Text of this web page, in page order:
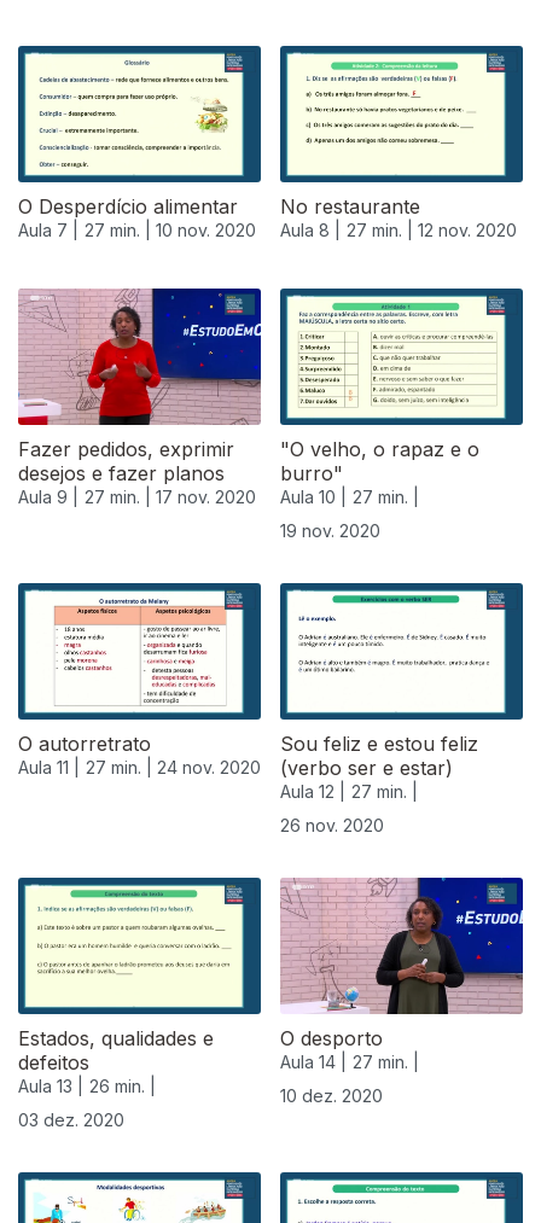
O Desperdício alimentar
Aula 7 | 27 min. | 10 nov. 2020
No restaurante
Aula 8 | 27 min. | 12 nov. 2020
Fazer pedidos, exprimir
desejos e fazer planos
Aula 9 | 27 min. | 17 nov. 2020
"O velho, o rapaz e o
burro"
Aula 10 |
27 min. |
19 nov. 2020
O autorretrato
Aula 11 | 27 min. | 24 nov. 2020
Sou feliz e estou feliz
(verbo ser e estar)
Aula 12 |
27 min. |
26 nov. 2020
508463
Estados, qualidades e
defeitos
Aula 13 |
26 min. |
03 dez. 2020
O desporto
Aula 14 |
27 min. |
10 dez. 2020